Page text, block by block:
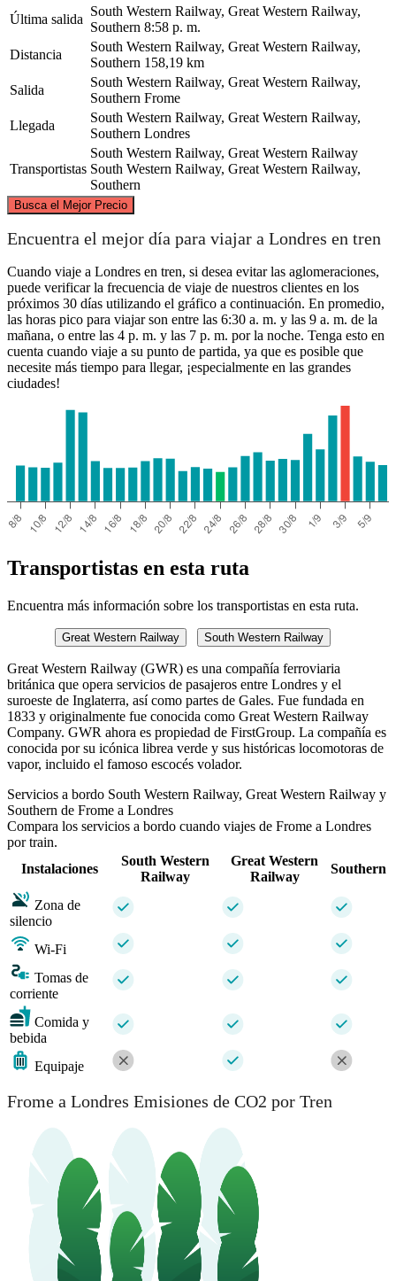
Última salida
South Western Railway, Great Western Railway,
Southern 8:58 p. m.
Distancia
South Western Railway, Great Western Railway,
Southern 158,19 km
Salida
South Western Railway, Great Western Railway,
Southern Frome
Llegada
South Western Railway, Great Western Railway,
Southern Londres
Transportistas
South Western Railway, Great Western Railway
South Western Railway, Great Western Railway,
Southern
Busca el Mejor Precio
Frome
London
Encuentra el mejor día para viajar a Londres en tren
Cuando viaje a Londres en tren, si desea evitar las aglomeraciones,
puede verificar la frecuencia de viaje de nuestros clientes en los
próximos 30 días utilizando el gráfico a continuación. En promedio,
las horas pico para viajar son entre las 6:30 a. m. y las 9 a. m. de la
mañana, o entre las 4 p. m. y las 7 p. m. por la noche. Tenga esto en
cuenta cuando viaje a su punto de partida, ya que es posible que
necesite más tiempo para llegar, ¡especialmente en las grandes
ciudades!
Transportistas en esta ruta
Encuentra más información sobre los transportistas en esta ruta.
Great Western Railway South Western Railway
Great Western Railway (GWR) es una compañía ferroviaria
británica que opera servicios de pasajeros entre Londres y el
suroeste de Inglaterra, así como partes de Gales. Fue fundada en
1833 y originalmente fue conocida como Great Western Railway
Company. GWR ahora es propiedad de FirstGroup. La compañía es
conocida por su icónica librea verde y sus históricas locomotoras de
vapor, incluido el famoso escocés volador.
Servicios a bordo South Western Railway, Great Western Railway y
Southern de Frome a Londres
Compara los servicios a bordo cuando viajes de Frome a Londres
por train.
Instalaciones
South Western
Railway
Great Western
Railway
Southern
Zona de
silencio
Wi-Fi
Tomas de
corriente
Comida y
bebida
Equipaje
Frome a Londres Emisiones de CO2 por Tren